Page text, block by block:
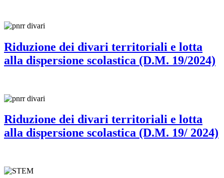
Riduzione dei divari territoriali e lotta
alla dispersione scolastica (D.M. 19/2024)
Riduzione dei divari territoriali e lotta
alla dispersione scolastica (D.M. 19/ 2024)